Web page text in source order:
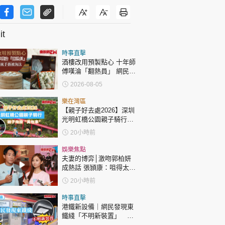
時事直擊
酒樓改用預製點心 十年師
傅嘆淪「翻熱員」 網民憂
傳統手藝被淘汰
2026-08-05
樂在灣區
【親子好去處2026】深圳
光明虹橋公園親子騎行：
「電助力黃包車」2小時
環湖
20小時前
娛樂焦點
夫妻的博弈│激吻郭柏妍
成熱話 張頴康：咀得太
多，一啲都唔享受！
20小時前
時事直擊
港鐵新設備｜網民發現東
鐵綫「不明新裝置」 港